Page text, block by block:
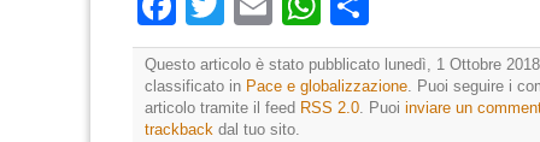
Questo articolo è stato pubblicato lunedì, 1 Ottobre
classificato in Pace e globalizzazione. Puoi seguire i
articolo tramite il feed RSS 2.0. Puoi inviare un
trackback dal tuo sito.